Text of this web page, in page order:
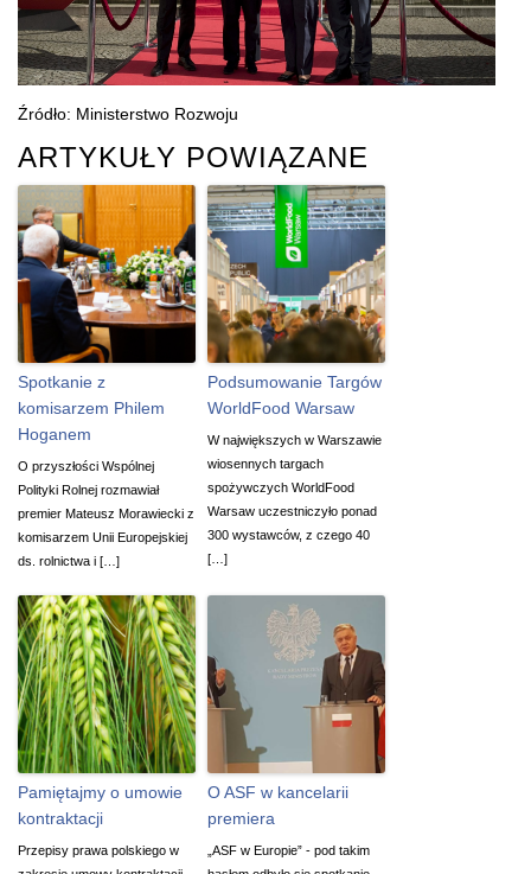
Źródło: Ministerstwo Rozwoju
ARTYKUŁY POWIĄZANE
Spotkanie z
komisarzem Philem
Hoganem
O przyszłości Wspólnej
Polityki Rolnej rozmawiał
premier Mateusz Morawiecki z
komisarzem Unii Europejskiej
ds. rolnictwa i […]
Podsumowanie Targów
WorldFood Warsaw
W największych w Warszawie
wiosennych targach
spożywczych WorldFood
Warsaw uczestniczyło ponad
300 wystawców, z czego 40
[…]
Pamiętajmy o umowie
kontraktacji
Przepisy prawa polskiego w
O ASF w kancelarii
premiera
„ASF w Europie” - pod takim